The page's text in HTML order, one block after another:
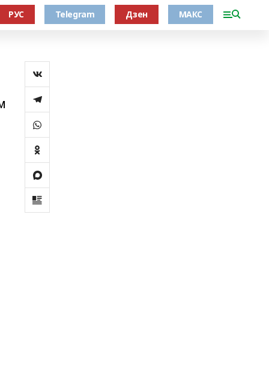
РУС Telegram Дзен МАКС